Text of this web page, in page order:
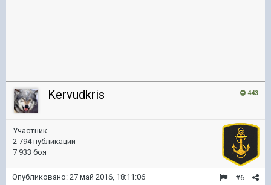
443
Kervudkris
Участник
2 794 публикации
7 933 боя
#6
Опубликовано: 27 май 2016, 18:11:06